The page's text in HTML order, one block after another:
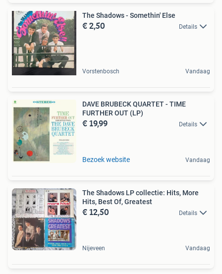
The Shadows - Somethin' Else
€ 2,50 Details
Vorstenbosch Vandaag
DAVE BRUBECK QUARTET - TIME
FURTHER OUT (LP)
€ 19,99 Details
Bezoek website Vandaag
The Shadows LP collectie: Hits, More
Hits, Best Of, Greatest
€ 12,50 Details
Nijeveen Vandaag